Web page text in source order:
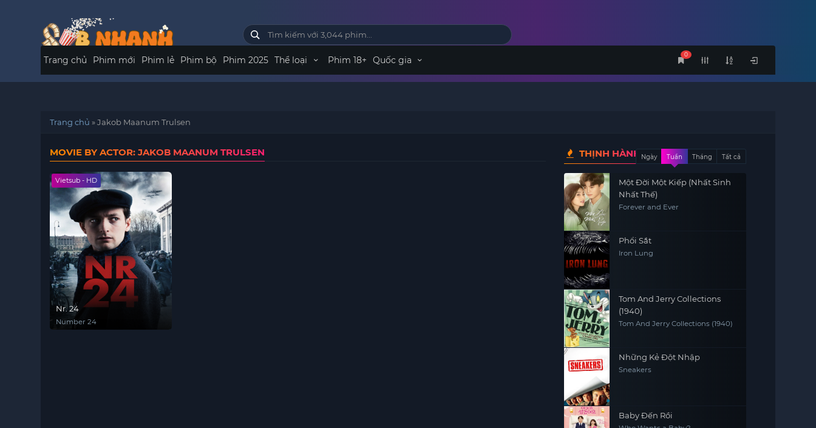
0
Trang chủ Phim mới Phim lẻ Phim bộ Phim 2025 Thể loại Phim 18+ Quốc gia
Trang chủ »Jakob Maanum Trulsen
MOVIE BY ACTOR: JAKOB MAANUM TRULSEN
Vietsub - HD
Nr. 24
Number 24
THỊNH HÀNHNgày Tuần Tháng Tất cả
Một Đời Một Kiếp (Nhất Sinh
Nhất Thế)
Forever and Ever
Phổi Sắt
Iron Lung
Tom And Jerry Collections
(1940)
Tom And Jerry Collections (1940)
Những Kẻ Đột Nhập
Sneakers
Baby Đến Rồi